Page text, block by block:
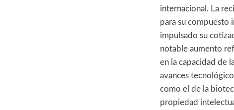
internacional. La
para su compuesto
impulsado su
notable aumento
en la capacidad de
avances
como el de la
propiedad